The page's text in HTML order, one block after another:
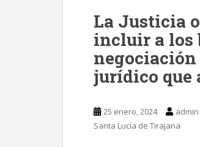
La Justicia
incluir a los
jurídico que
25 enero, 2024 admin
Santa Lucía de Tirajana